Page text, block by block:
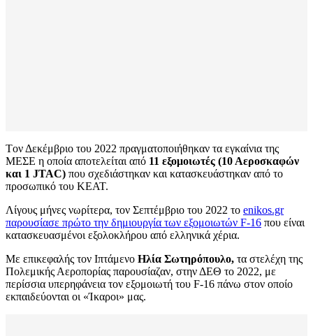
Tον Δεκέμβριο του 2022 πραγματοποιήθηκαν τα εγκαίνια της
ΜΕΣΕ η οποία αποτελείται από 11 εξομοιωτές (10 Αεροσκαφών
και 1 JTAC) που σχεδιάστηκαν και κατασκευάστηκαν από το
προσωπικό του ΚΕΑΤ.
Λίγους μήνες νωρίτερα, τον Σεπτέμβριο του 2022 το enikos.gr
παρουσίασε πρώτο την δημιουργία των εξομοιωτών F-16 που είναι
κατασκευασμένοι εξολοκλήρου από ελληνικά χέρια.
Με επικεφαλής τον Ιπτάμενο Ηλία Σωτηρόπουλο, τα στελέχη της
Πολεμικής Αεροπορίας παρουσίαζαν, στην ΔΕΘ το 2022, με
περίσσια υπερηφάνεια τον εξομοιωτή του F-16 πάνω στον οποίο
εκπαιδεύονται οι «Ίκαροι» μας.